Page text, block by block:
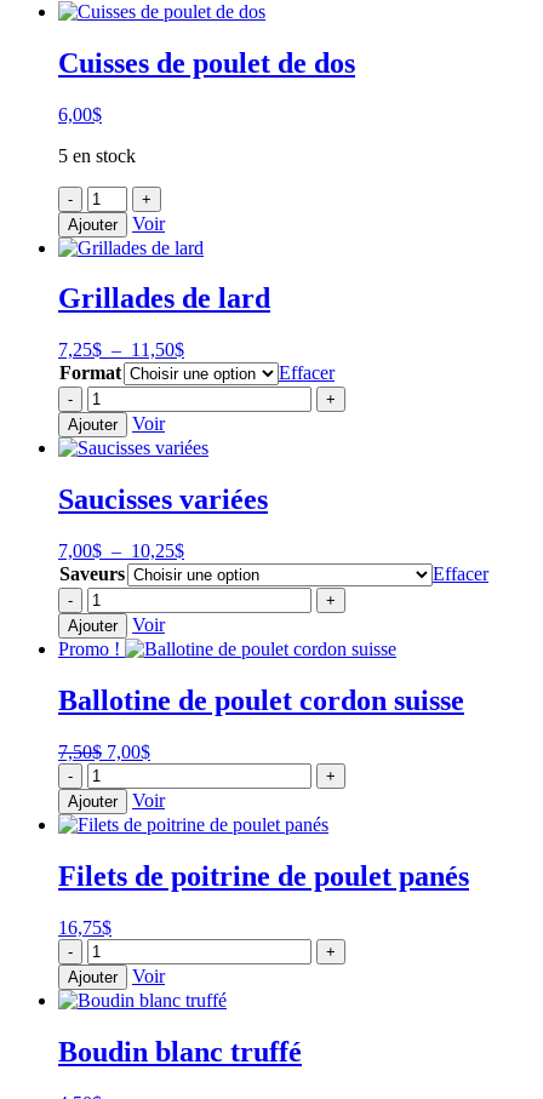
Cuisses de poulet de dos
6,00$
5 en stock
-
quantité
de
Cuisses
de
poulet
de
+
Ajouter
Voir
Grillades de lard
7,25$ – 11,50$Plage
de
prix :
7,25$
à
11,50$
Format Effacer
-
quantité
de
Grillades
de
+
Ajouter
Voir
Saucisses variées
7,00$ – 10,25$Plage
de
prix :
7,00$
10,25$
Saveurs Effacer
-
quantité
de
Saucisses
variées
+
Ajouter
Voir
Promo !
Ballotine de poulet cordon suisse
7,50$ Le
initial
était :
7,50$.
7,00$Le
actuel
est :
7,00$.
-
quantité
de
Ballotine
de
cordon
+
Ajouter
Voir
Filets de poitrine de poulet panés
16,75$
-
quantité
de
Filets
de
de
+
Ajouter
Voir
Boudin blanc truffé